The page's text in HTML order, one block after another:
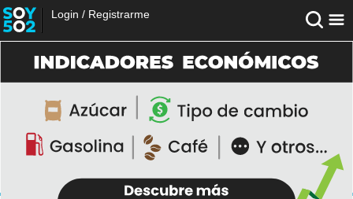
Login / Registrarme